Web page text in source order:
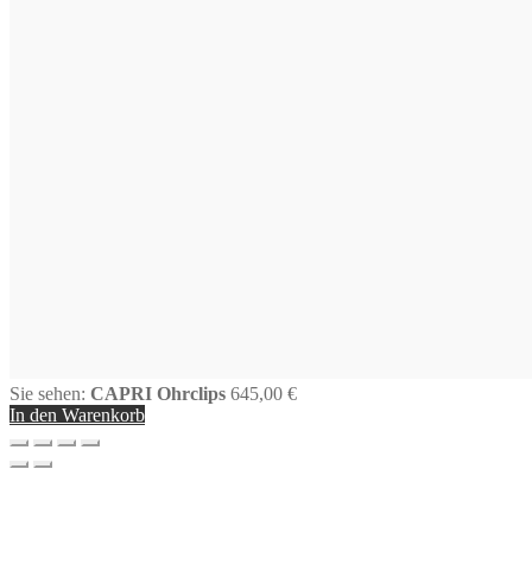
Sie sehen: CAPRI Ohrclips 645,00 €
In den Warenkorb